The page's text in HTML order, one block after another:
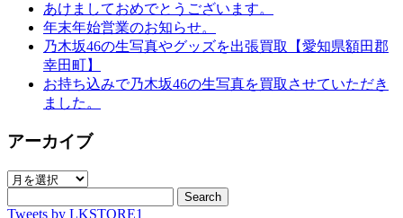
あけましておめでとうございます。
年末年始営業のお知らせ。
乃木坂46の生写真やグッズを出張買取【愛知県額田郡
幸田町】
お持ち込みで乃木坂46の生写真を買取させていただき
ました。
アーカイブ
ア
Search
Tweets by LKSTORE1